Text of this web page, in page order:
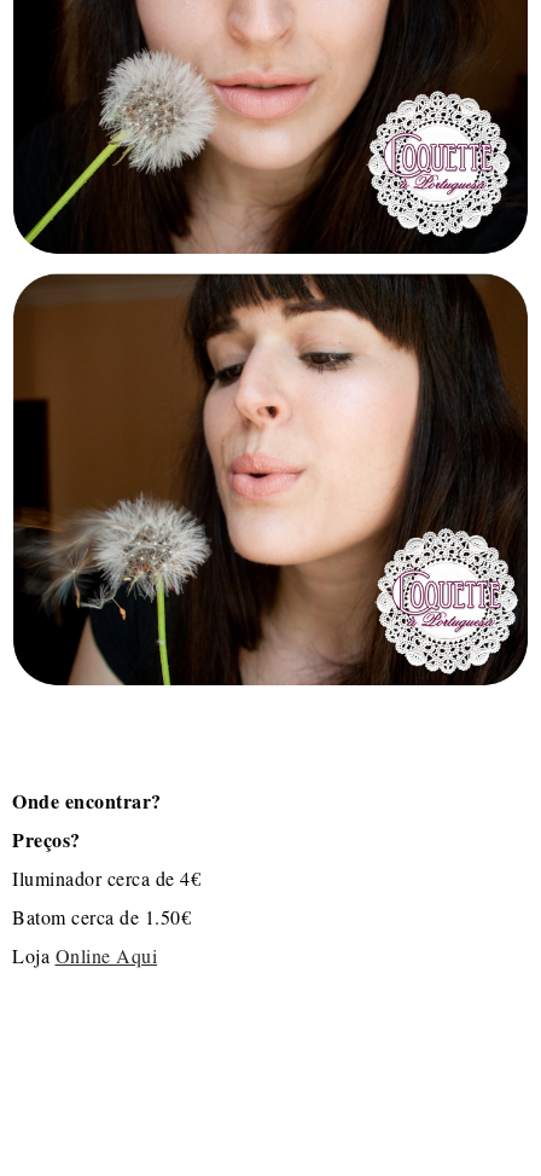
Onde encontrar?
Preços?
Iluminador cerca de 4€
Batom cerca de 1.50€
Loja Online Aqui